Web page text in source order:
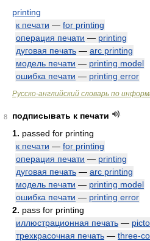
printing
к печати — for printing
операция печати — printing
дуговая печать — arc printing
модель печати — printing model
ошибка печати — printing error
Русско-английский словарь по
8
подписывать к печати
1. passed for printing
к печати — for printing
операция печати — printing
дуговая печать — arc printing
модель печати — printing model
ошибка печати — printing error
2. pass for printing
иллюстрационная печать —
трехкрасочная печать — three-